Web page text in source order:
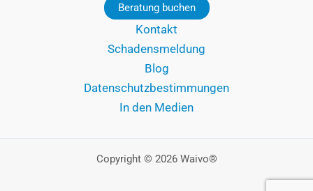
Beratung buchen
Kontakt
Schadensmeldung
Blog
Datenschutzbestimmungen
In den Medien
Copyright © 2026 Waivo®